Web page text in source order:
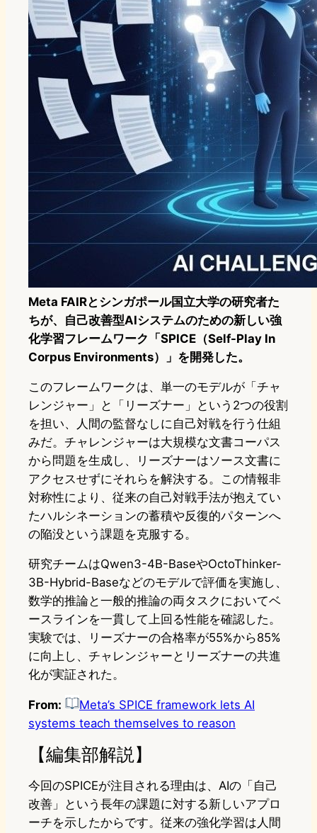
Meta FAIRとシンガポール国立大学の研究者た
ちが、自己改善型AIシステムのための新しい強
化学習フレームワーク「SPICE（Self-Play In
Corpus Environments）」を開発した。
このフレームワークは、単一のモデルが「チャ
レンジャー」と「リーズナー」という2つの役割
を担い、人間の監督なしに自己対戦を行う仕組
みだ。チャレンジャーは大規模な文書コーパス
から問題を生成し、リーズナーはソース文書に
アクセスせずにそれらを解決する。この情報非
対称性により、従来の自己対戦手法が抱えてい
たハルシネーションの蓄積や反復的パターンへ
の陥没という課題を克服する。
研究チームはQwen3-4B-BaseやOctoThinker-
3B-Hybrid-Baseなどのモデルで評価を実施し、
数学的推論と一般的推論の両タスクにおいてベ
ースラインを一貫して上回る性能を確認した。
実験では、リーズナーの合格率が55%から85%
に向上し、チャレンジャーとリーズナーの共進
化が実証された。
From:
Meta’s SPICE framework lets AI
systems teach themselves to reason
【編集部解説】
今回のSPICEが注目される理由は、AIの「自己
改善」という長年の課題に対する新しいアプロ
ーチを示したからです。従来の強化学習は人間